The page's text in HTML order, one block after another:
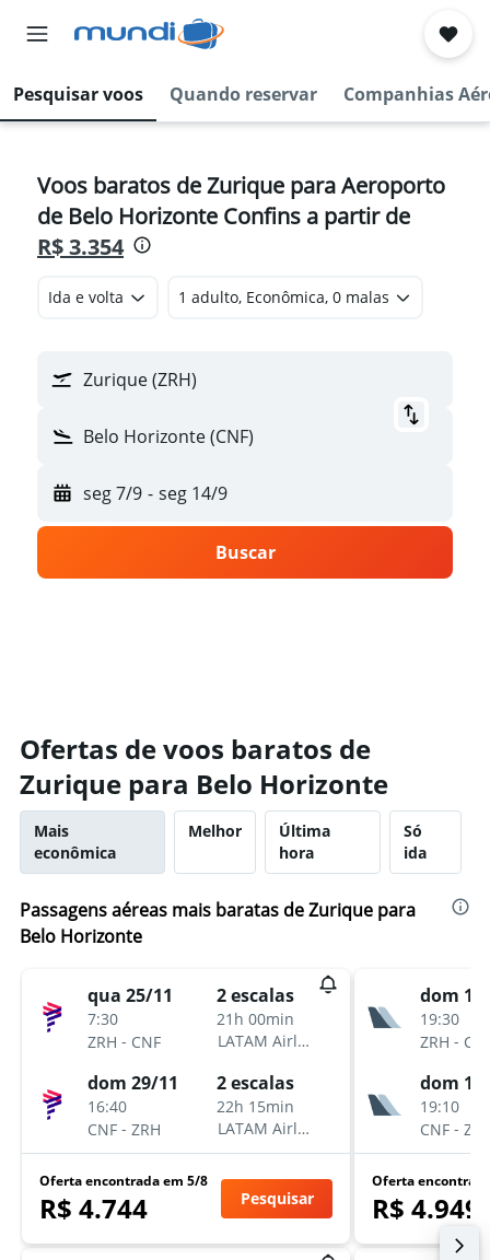
Pesquisar voos Quando reservar Companhias
Voos baratos de Zurique para Aeroporto
de Belo Horizonte Confins a partir de
R$ 3.354
Ida e volta 1 adulto, Econômica, 0 malas
Zurique (ZRH)
Belo Horizonte (CNF)
seg 7/9 - seg 14/9
Buscar
Ofertas de voos baratos de
Zurique para Belo Horizonte
Mais
econômica
Melhor
Última
hora
Só
ida
Passagens aéreas mais baratas de Zurique para
Belo Horizonte
qua 25/11
7:30
ZRH - CNF
2 escalas
21h 00min
LATAM Airlines
dom 29/11
16:40
CNF - ZRH
2 escalas
22h 15min
LATAM Airlines
Oferta encontrada em 5/8
R$ 4.744 Pesquisar
dom
19:30
ZRH -
dom
19:10
CNF -
Oferta
R$ 4.949